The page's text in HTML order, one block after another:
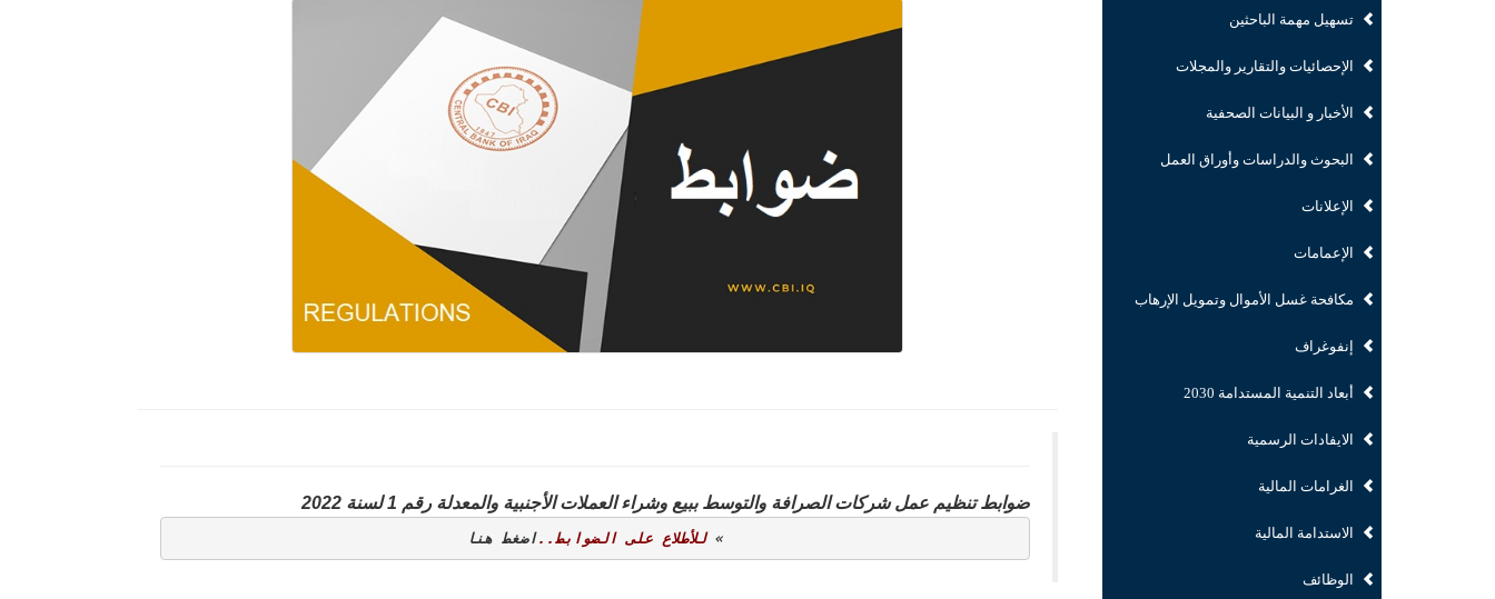
تسهيل مهمة الباحثين
الإحصائيات والتقارير والمجلات
الأخبار و البيانات الصحفية
البحوث والدراسات وأوراق العمل
الإعلانات
الإعمامات
مكافحة غسل الأموال وتمويل الإرهاب
إنفوغراف
أبعاد التنمية المستدامة 2030
الايفادات الرسمية
الغرامات المالية
الاستدامة المالية
الوظائف
ضوابط تنظيم عمل شركات الصرافة والتوسط ببيع وشراء العملات الأجنبية والمعدلة رقم 1 لسنة 2022
» للأطلاع على الضوابط..اضغط هنا